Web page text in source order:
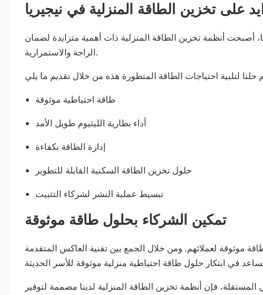
على تخزين الطاقة المنزلية في نيجيريا
أصبحت أنظمة تخزين الطاقة المنزلية ذات أهمية متزايدة لضمان
الراحة والاستمرارية.
طاقة احتياطية موثوقة
أداء بطارية الليثيوم طويل الأمد
إدارة الطاقة بكفاءة
حلول تخزين الطاقة السكنية القابلة للتطوير
تبسيط عملية النشر لشركاء التثبيت
تمكين الشركاء بحلول طاقة موثوقة
موثوقة لعملائهم. ومن خلال الجمع بين تقنية العاكس المتقدمة
فإن أنظمة تخزين الطاقة المنزلية لدينا مصممة لتوفير